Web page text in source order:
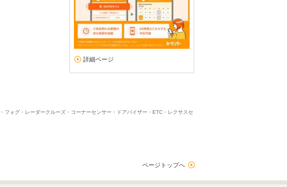
詳細ページ
ォグ・レーダークルーズ・コーナーセンサー・ドアバイザー・ETC・レクサスセ
ページトップへ